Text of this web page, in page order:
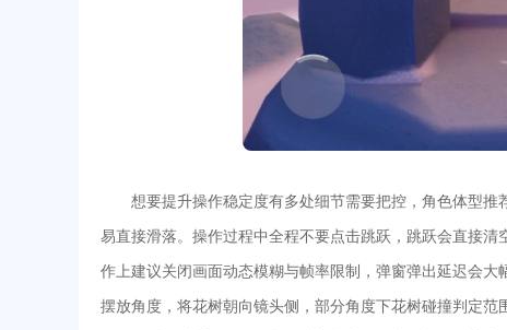
想要提升操作稳定度有多处细节需要把控，角色体型
易直接滑落。操作过程中全程不要点击跳跃，跳跃会直接
作上建议关闭画面动态模糊与帧率限制，弹窗弹出延迟会
摆放角度，将花树朝向镜头侧，部分角度下花树碰撞判定